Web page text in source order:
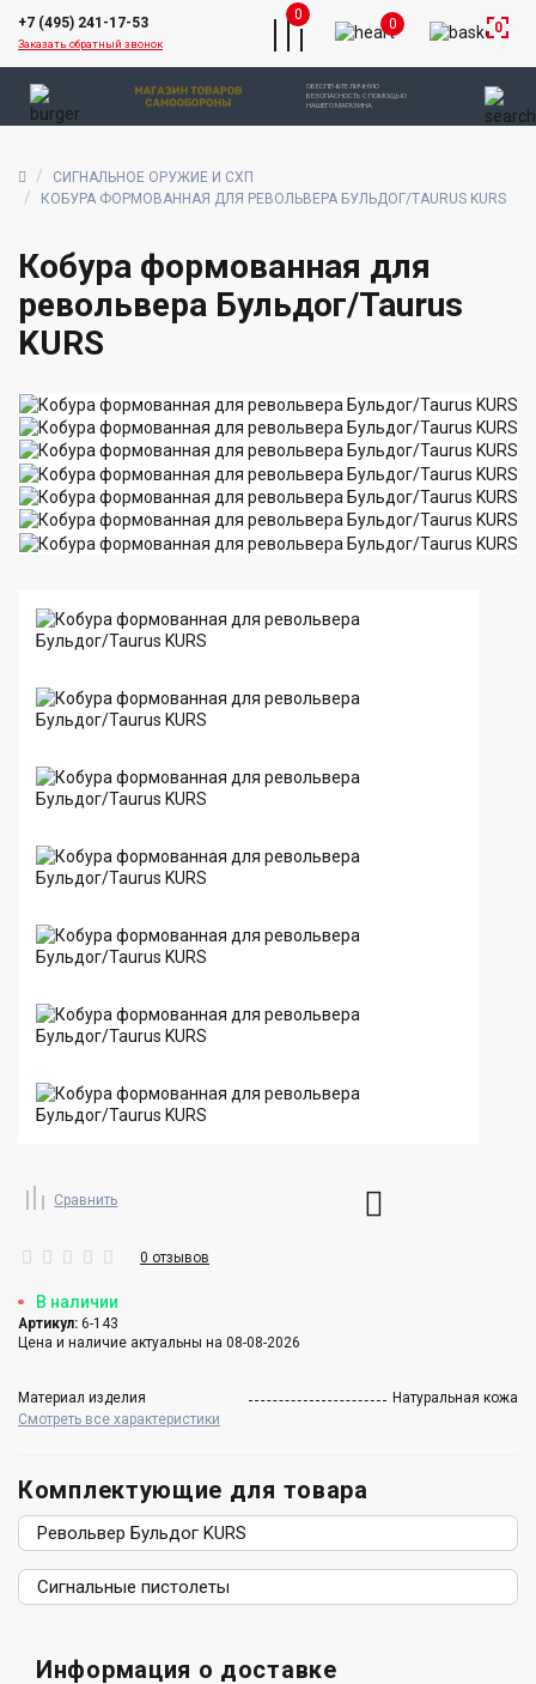
+7 (495) 241-17-53
Заказать обратный звонок
ОБЕСПЕЧЬТЕ ЛИЧНУЮ
БЕЗОПАСНОСТЬ С ПОМОЩЬЮ
НАШЕГО МАГАЗИНА
0
0 0
СИГНАЛЬНОЕ ОРУЖИЕ И СХП
КОБУРА ФОРМОВАННАЯ ДЛЯ РЕВОЛЬВЕРА БУЛЬДОГ/TAURUS KURS
Кобура формованная для
револьвера Бульдог/Taurus
KURS
Сравнить
0 отзывов
В наличии
Артикул: 6-143
Цена и наличие актуальны на 08-08-2026
Материал изделия
Натуральная кожа
Смотреть все характеристики
Комплектующие для товара
Револьвер Бульдог KURS
Сигнальные пистолеты
Информация о доставке